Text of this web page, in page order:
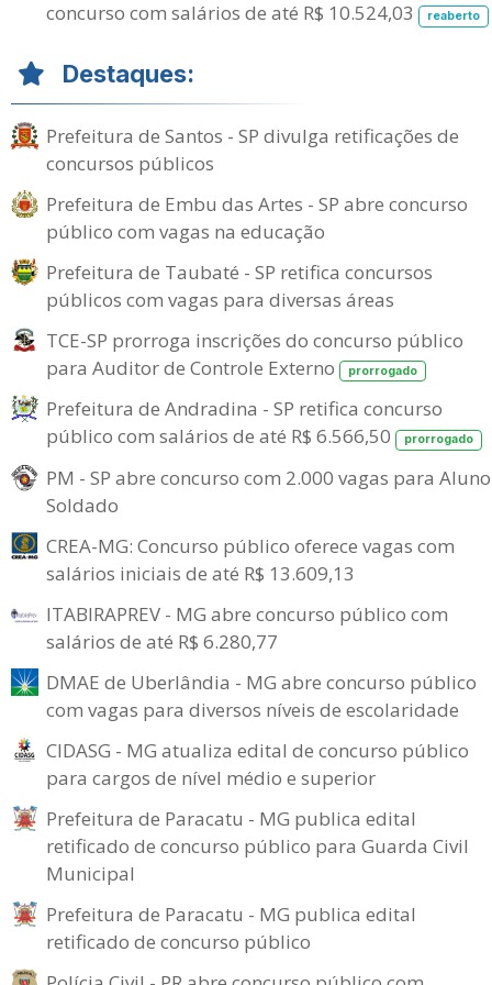
concurso com salários de até R$ 10.524,03 reaberto
Destaques:
Prefeitura de Santos - SP divulga retificações de
concursos públicos
Prefeitura de Embu das Artes - SP abre concurso
público com vagas na educação
Prefeitura de Taubaté - SP retifica concursos
públicos com vagas para diversas áreas
TCE-SP prorroga inscrições do concurso público
para Auditor de Controle Externo
prorrogado
Prefeitura de Andradina - SP retifica concurso
público com salários de até R$ 6.566,50
prorrogado
PM - SP abre concurso com 2.000 vagas para
Soldado
CREA-MG: Concurso público oferece vagas com
salários iniciais de até R$ 13.609,13
ITABIRAPREV - MG abre concurso público com
salários de até R$ 6.280,77
DMAE de Uberlândia - MG abre concurso público
com vagas para diversos níveis de escolaridade
CIDASG - MG atualiza edital de concurso público
para cargos de nível médio e superior
Prefeitura de Paracatu - MG publica edital
retificado de concurso público para Guarda Civil
Municipal
Prefeitura de Paracatu - MG publica edital
retificado de concurso público